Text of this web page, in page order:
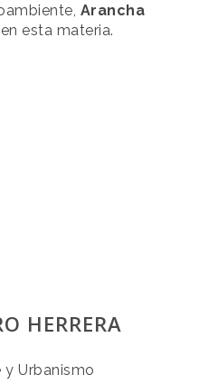
Arancha
esta materia.
HERRERA
Urbanismo